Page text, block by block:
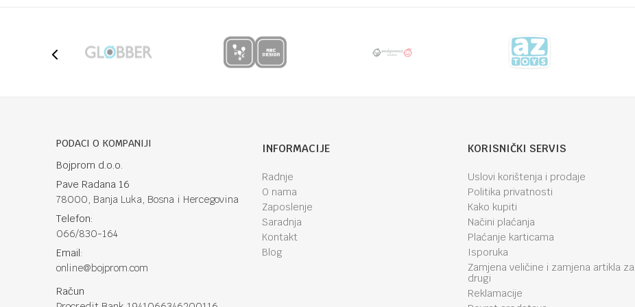
PODACI O KOMPANIJI
Bojprom d.o.o.
Pave Radana 16
78000, Banja Luka, Bosna i Hercegovina
Telefon:
066/830-164
Email:
online@bojprom.com
Račun
INFORMACIJE
Radnje
O nama
Zaposlenje
Saradnja
Kontakt
Blog
KORISNIČKI SERVIS
Uslovi korištenja i prodaje
Politika privatnosti
Kako kupiti
Načini plaćanja
Plaćanje karticama
Isporuka
Zamjena veličine i zamjena artikla za
drugi
Reklamacije